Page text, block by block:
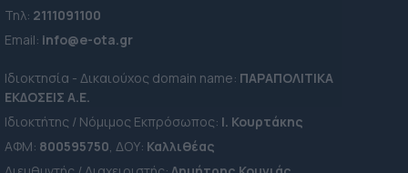
Τηλ: 2111091100
Εmail: info@e-ota.gr
Ιδιοκτησία - Δικαιούχος domain name: ΠΑΡΑΠΟΛΙΤΙΚΑ
ΕΚΔΟΣΕΙΣ A.E.
Ιδιοκτήτης / Νόμιμος Εκπρόσωπος: Ι. Κουρτάκης
ΑΦΜ: 800595750 , ΔΟΥ: Καλλιθέας